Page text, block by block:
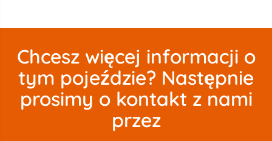
Chcesz więcej informacji o
tym pojeździe? Następnie
prosimy o kontakt z nami
przez